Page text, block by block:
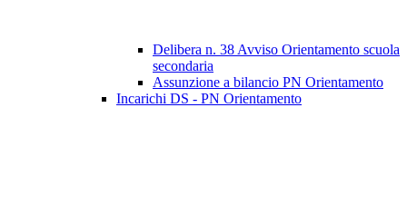
Delibera n. 38 Avviso Orientamento scuola
secondaria
Assunzione a bilancio PN Orientamento
Incarichi DS - PN Orientamento